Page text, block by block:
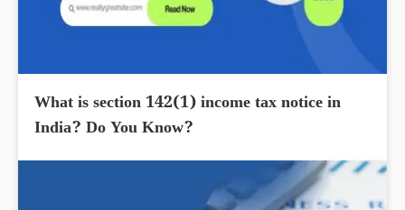
What is section 142(1) income tax notice in
India? Do You Know?